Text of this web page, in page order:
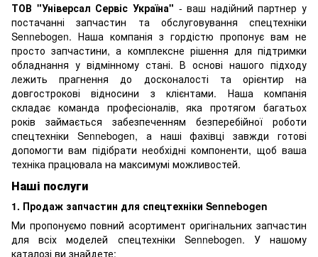
ТОВ "Універсал Сервіс Україна" - ваш надійний партнер у
постачанні запчастин та обслуговування спецтехніки
Sennebogen. Наша компанія з гордістю пропонує вам не
просто запчастини, а комплексне рішення для підтримки
обладнання у відмінному стані. В основі нашого підходу
лежить прагнення до досконалості та орієнтир на
довгострокові відносини з клієнтами. Наша компанія
складає команда професіоналів, яка протягом багатьох
років займається забезпеченням безперебійної роботи
спецтехніки Sennebogen, а наші фахівці завжди готові
допомогти вам підібрати необхідні компоненти, щоб ваша
техніка працювала на максимумі можливостей.
Наші послуги
1. Продаж запчастин для спецтехніки Sennebogen
Ми пропонуємо повний асортимент оригінальних запчастин
для всіх моделей спецтехніки Sennebogen. У нашому
каталозі ви знайдете: